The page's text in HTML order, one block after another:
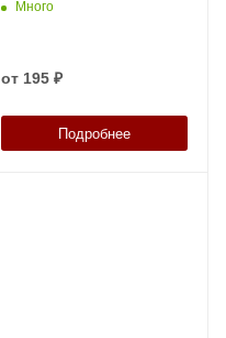
Много
от 195 ₽
Подробнее